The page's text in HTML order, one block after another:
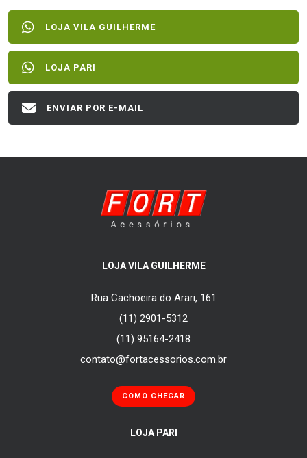
LOJA VILA GUILHERME
LOJA PARI
ENVIAR POR E-MAIL
LOJA VILA GUILHERME
Rua Cachoeira do Arari, 161
(11) 2901-5312
(11) 95164-2418
contato@fortacessorios.com.br
COMO CHEGAR
LOJA PARI